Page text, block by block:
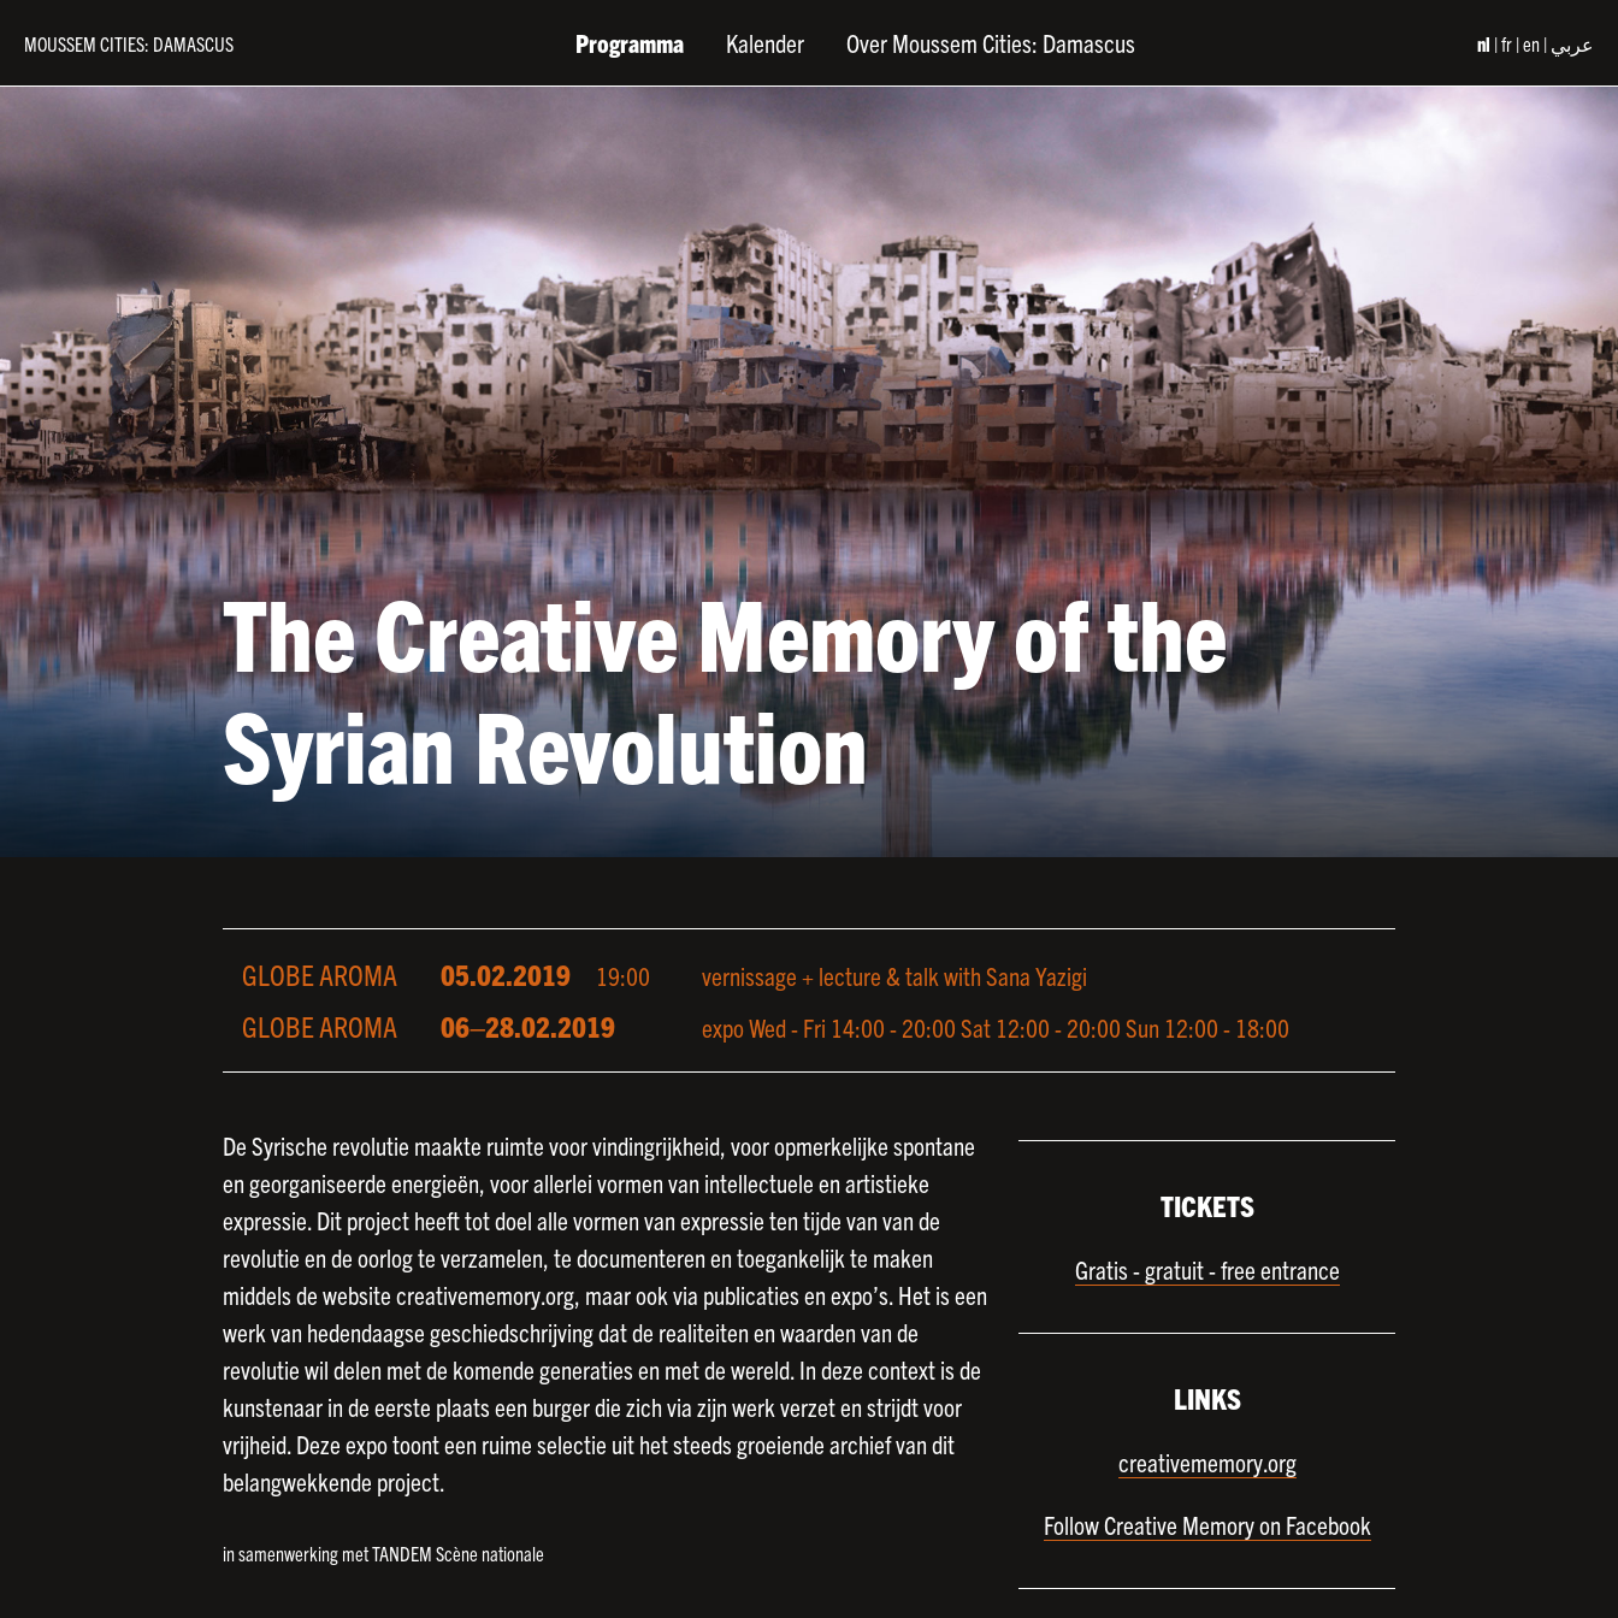
MOUSSEM CITIES: DAMASCUS Programma Kalender Over Moussem Cities: Damascus nl fr en عربي
The Creative Memory of the
Syrian Revolution
GLOBE AROMA 05.02.201919:00 vernissage + lecture & talk with Sana Yazigi
GLOBE AROMA 06–28.02.2019 expo Wed - Fri 14:00 - 20:00 Sat 12:00 - 20:00 Sun 12:00 - 18:00
De Syrische revolutie maakte ruimte voor vindingrijkheid, voor opmerkelijke spontane
en georganiseerde energieën, voor allerlei vormen van intellectuele en artistieke
expressie. Dit project heeft tot doel alle vormen van expressie ten tijde van van de
revolutie en de oorlog te verzamelen, te documenteren en toegankelijk te maken
middels de website creativememory.org, maar ook via publicaties en expo’s. Het is een
werk van hedendaagse geschiedschrijving dat de realiteiten en waarden van de
revolutie wil delen met de komende generaties en met de wereld. In deze context is de
kunstenaar in de eerste plaats een burger die zich via zijn werk verzet en strijdt voor
vrijheid. Deze expo toont een ruime selectie uit het steeds groeiende archief van dit
belangwekkende project.
in samenwerking met TANDEM Scène nationale
TICKETS
Gratis - gratuit - free entrance
LINKS
creativememory.org
Follow Creative Memory on Facebook